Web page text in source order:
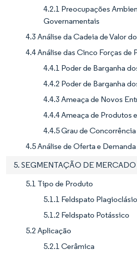
4.2.1 Preocupações
Governamentais
4.3 Análise da Cadeia de Valor
4.4 Análise das Cinco Forças de
4.4.1 Poder de Barganha
4.4.2 Poder de Barganha
4.4.3 Ameaça de Novos
4.4.4 Ameaça de Produtos
4.4.5 Grau de Concorrência
4.5 Análise de Oferta e Demanda
5. SEGMENTAÇÃO DE MERCADO
5.1 Tipo de Produto
5.1.1 Feldspato Plagioclásio
5.1.2 Feldspato Potássico
5.2 Aplicação
5.2.1 Cerâmica